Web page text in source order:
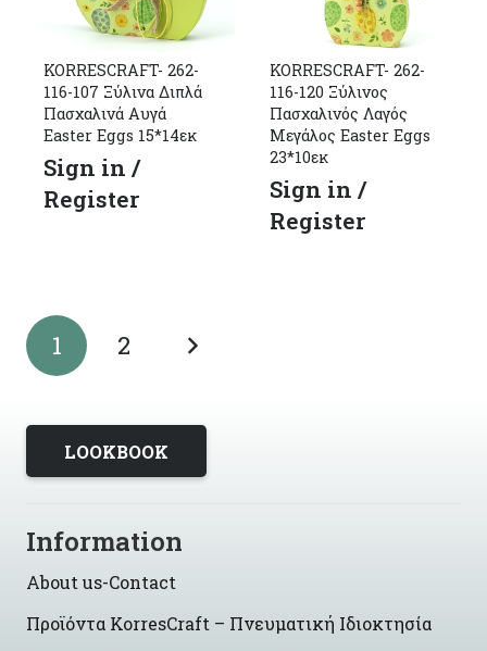
KORRESCRAFT- 262-
116-107 Ξύλινα Διπλά
Πασχαλινά Αυγά
Easter Eggs 15*14εκ
Sign in /
Register
KORRESCRAFT- 262-
116-120 Ξύλινος
Πασχαλινός Λαγός
Μεγάλος Easter Eggs
23*10εκ
Sign in /
Register
1 2
LOOKBOOK
Information
About us-Contact
Προϊόντα KorresCraft – Πνευματική Ιδιοκτησία